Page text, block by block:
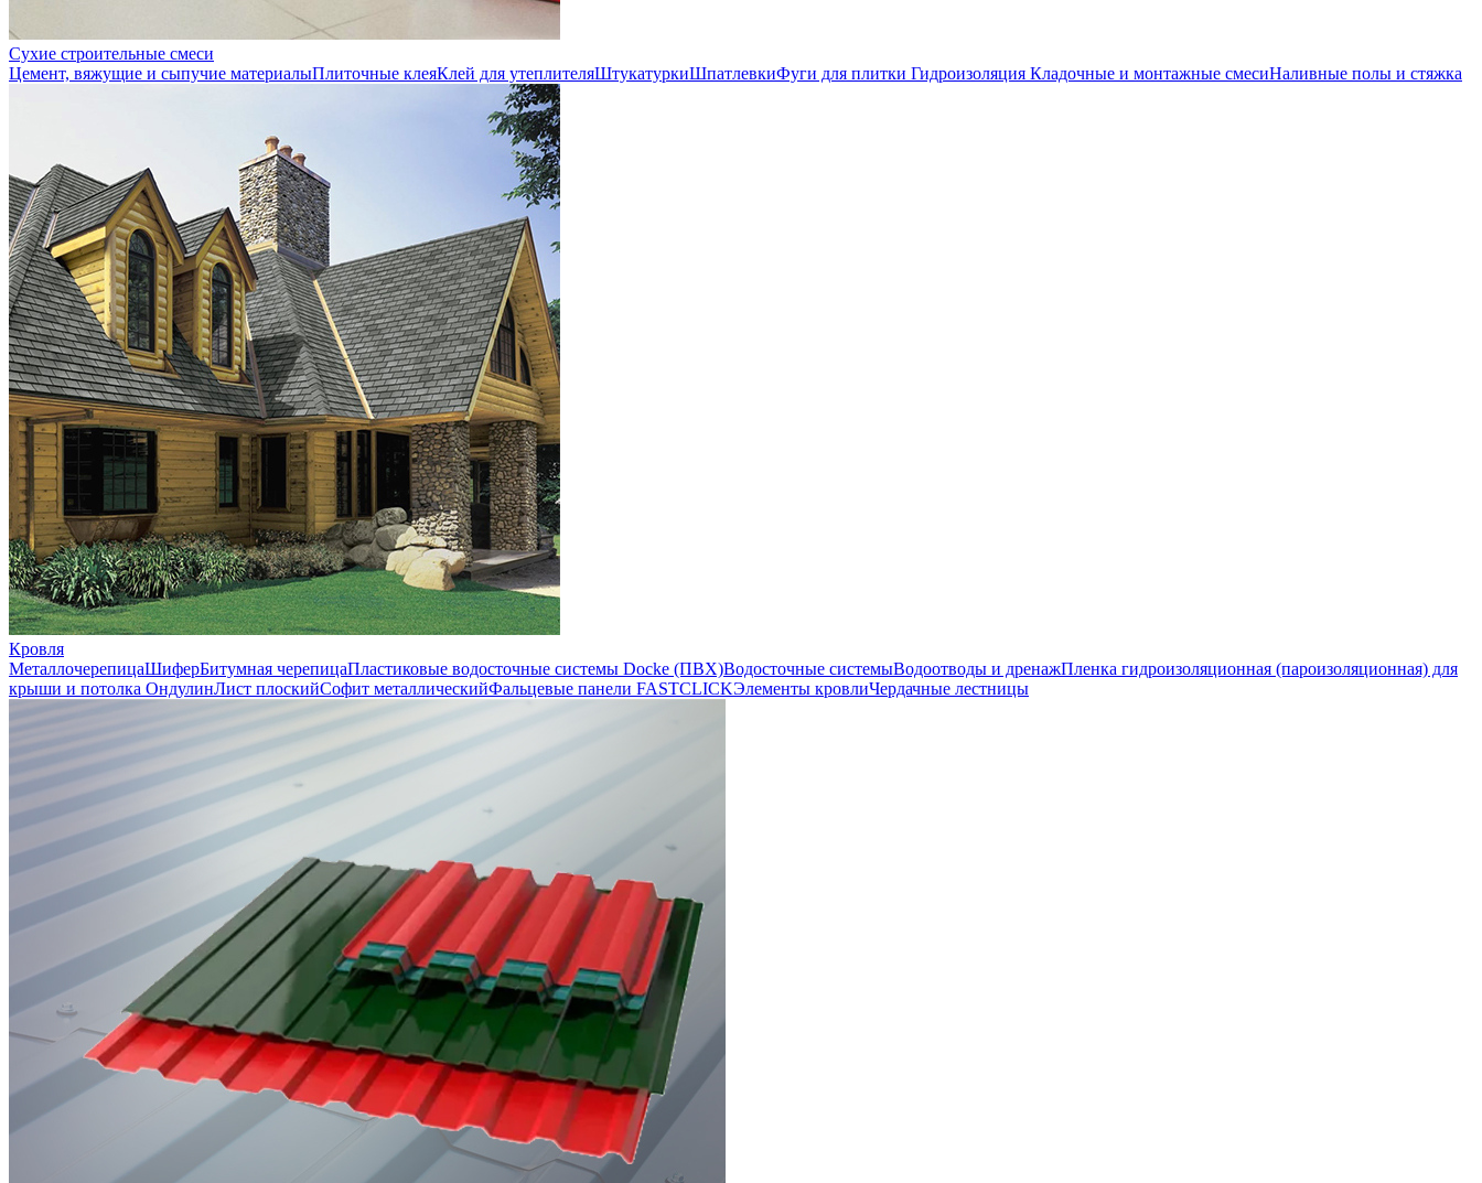
Сухие строительные смеси
Цемент, вяжущие и сыпучие материалыПлиточные клеяКлей для утеплителяШтукатуркиШпатлевкиФуги для плитки Гидроизоляция Кладочные и монтажные смесиНаливные полы и стяжка
Кровля
МеталлочерепицаШиферБитумная черепицаПластиковые водосточные системы Docke (ПВХ)Водосточные системыВодоотводы и дренажПленка гидроизоляционная (пароизоляционная) для
крыши и потолка ОндулинЛист плоскийСофит металлическийФальцевые панели FASTCLICKЭлементы кровлиЧердачные лестницы